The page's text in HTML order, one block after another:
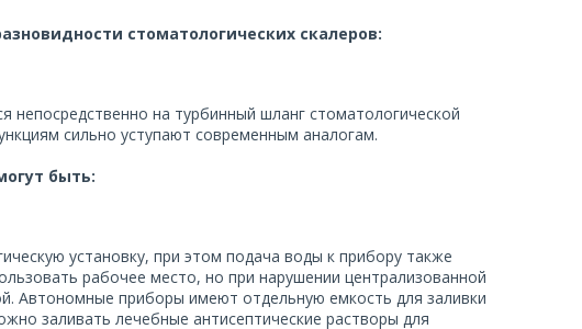
стоматологических скалеров:
на турбинный шланг стоматологической
сильно уступают современным аналогам.
быть:
установку, при этом подача воды к прибору также
рабочее место, но при нарушении централизованной
Автономные приборы имеют отдельную емкость для заливки
заливать лечебные антисептические растворы для